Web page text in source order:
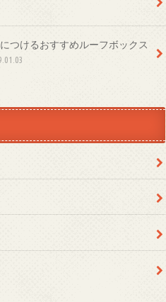
つけるおすすめルーフボックス